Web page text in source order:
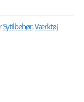
Sytilbehør,Værktøj